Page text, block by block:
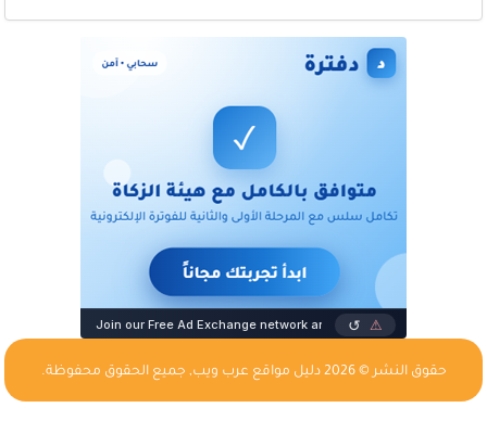
حقوق النشر © 2026 دليل مواقع عرب ويب, جميع الحقوق محفوظة.